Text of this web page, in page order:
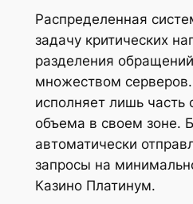
Распределенная
задачу критических
разделения
множеством
исполняет лишь часть
объема в своем зоне.
автоматически
запросы на
Казино Платинум.